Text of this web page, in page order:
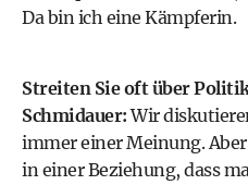
Da bin ich eine Kämpferin.
Streiten Sie oft über
Schmidauer:Wir
immer einer Meinung.
in einer Beziehung, dass